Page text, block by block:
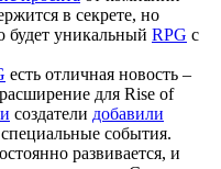
в секрете, но
будет уникальный RPG с
есть отличная новость –
для Rise of
создатели добавили
события.
развивается, и